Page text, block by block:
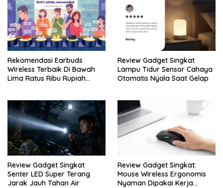
Rekomendasi Earbuds
Wireless Terbaik Di Bawah
Lima Ratus Ribu Rupiah
Review Gadget Singkat
Lampu Tidur Sensor Cahaya
Otomatis Nyala Saat Gelap
Review Gadget Singkat
Senter LED Super Terang
Jarak Jauh Tahan Air
Review Gadget Singkat:
Mouse Wireless Ergonomis
Nyaman Dipakai Kerja